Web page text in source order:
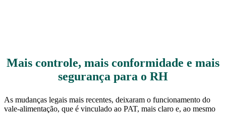
Mais controle, mais conformidade e mais
segurança para o RH
As mudanças legais mais recentes, deixaram o funcionamento do
vale-alimentação, que é vinculado ao PAT, mais claro e, ao mesmo